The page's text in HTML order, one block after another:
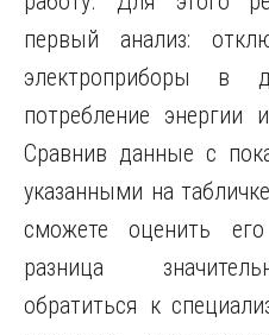
первый анализ:
электроприборы в
потребление энергии
Сравнив данные с
указанными на
сможете оценить
разница
обратиться к